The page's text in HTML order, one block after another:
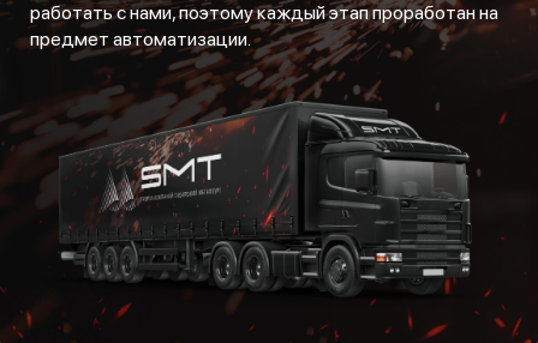
работать с нами, поэтому каждый этап проработан на
предмет автоматизации.